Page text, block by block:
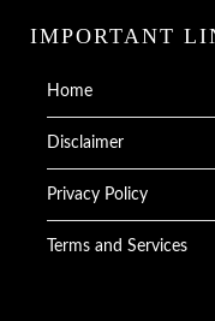
IMPORTANT
Home
Disclaimer
Privacy Policy
Terms and Services